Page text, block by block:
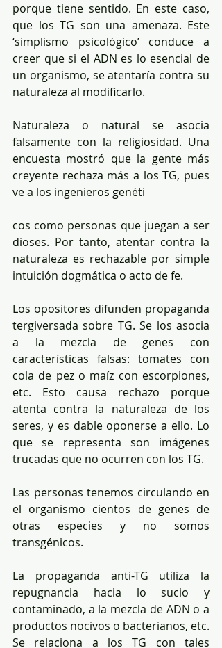
porque tiene sentido. En este caso,
que los TG son una amenaza. Este
‘simplismo psicológico’ conduce a
creer que si el ADN es lo esencial de
un organismo, se atentaría contra su
naturaleza al modificarlo.
Naturaleza o natural se asocia
falsamente con la religiosidad. Una
encuesta mostró que la gente más
creyente rechaza más a los TG, pues
ve a los ingenieros genéti
cos como personas que juegan a ser
dioses. Por tanto, atentar contra la
naturaleza es rechazable por simple
intuición dogmática o acto de fe.
Los opositores difunden propaganda
tergiversada sobre TG. Se los asocia
a la mezcla de genes con
características falsas: tomates con
cola de pez o maíz con escorpiones,
etc. Esto causa rechazo porque
atenta contra la naturaleza de los
seres, y es dable oponerse a ello. Lo
que se representa son imágenes
trucadas que no ocurren con los TG.
Las personas tenemos circulando en
el organismo cientos de genes de
otras especies y no somos
transgénicos.
La propaganda anti-TG utiliza la
repugnancia hacia lo sucio y
contaminado, a la mezcla de ADN o a
productos nocivos o bacterianos, etc.
Se relaciona a los TG con tales